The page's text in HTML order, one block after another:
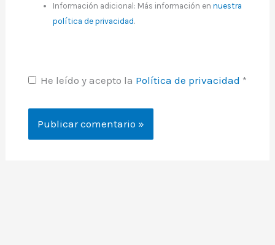
Información adicional: Más información ennuestra
política de privacidad.
He leído y acepto la Política de privacidad *